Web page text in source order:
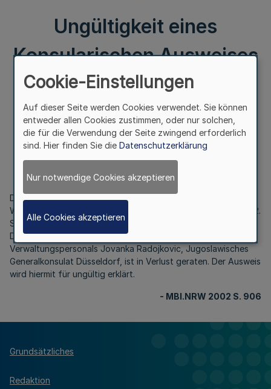
Ungültigkeit eines
Konsularischen Ausweises
Ungültigkeit eines Konsularischen Ausweises
Bek.d.Ministerpräsidenten v. 25.07.2002 -
III.3 429-23
Der von dem Ministerpräsidenten des Landes Nordrhein-
Westfalen am 18. September 2001 ausgestellte und bis zum 22.
September 2003 gültige Konsularische Ausweis Nr. 7364 von
Darko Radojkovic, Sohn des Mitglieds des
Verwaltungspersonals Jovanka Radojkovic, Jugoslawisches
Generalkonsulat Düsseldorf, ist in Verlust geraten. Der Ausweis
wird hiermit für ungültig erklärt.
- MBI.NRW 2002 S. 906
Grundsätzliches
Redaktion
Cookie-Einstellungen
Auf dieser Seite werden Cookies verwendet. Sie können
entweder allen Cookies zustimmen, oder nur solchen,
die für die Verwendung der Seite zwingend erforderlich
sind. Hier finden Sie die Datenschutzerklärung
Nur notwendige Cookies akzeptieren
Alle Cookies akzeptieren